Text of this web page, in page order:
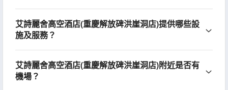
艾詩麗舍高空酒店(重慶解放碑洪崖洞店)提供哪些設
施及服務？
艾詩麗舍高空酒店(重慶解放碑洪崖洞店)附近是否有
機場？